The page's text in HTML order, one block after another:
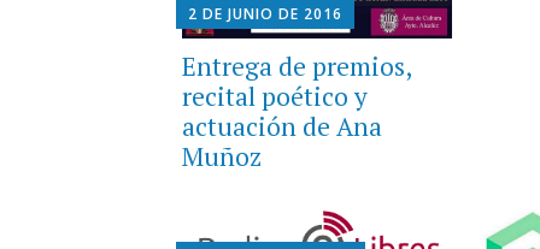
2 DE JUNIO DE 2016
Entrega de premios,
recital poético y
actuación de Ana
Muñoz